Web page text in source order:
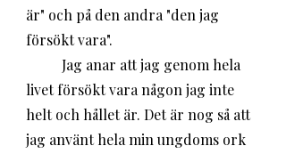
är" och på den andra "den jag
försökt vara".
livet försökt vara någon jag inte
helt och hållet är. Det är nog så att
jag använt hela min ungdoms ork